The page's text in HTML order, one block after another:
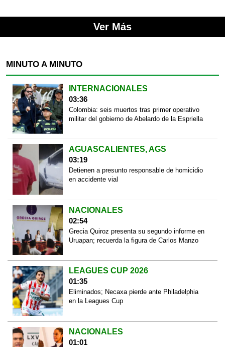
Ver Más
MINUTO A MINUTO
INTERNACIONALES
03:36
Colombia: seis muertos tras primer operativo
militar del gobierno de Abelardo de la Espriella
AGUASCALIENTES, AGS
03:19
Detienen a presunto responsable de homicidio
en accidente vial
NACIONALES
02:54
Grecia Quiroz presenta su segundo informe en
Uruapan; recuerda la figura de Carlos Manzo
LEAGUES CUP 2026
01:35
Eliminados; Necaxa pierde ante Philadelphia
en la Leagues Cup
NACIONALES
01:01